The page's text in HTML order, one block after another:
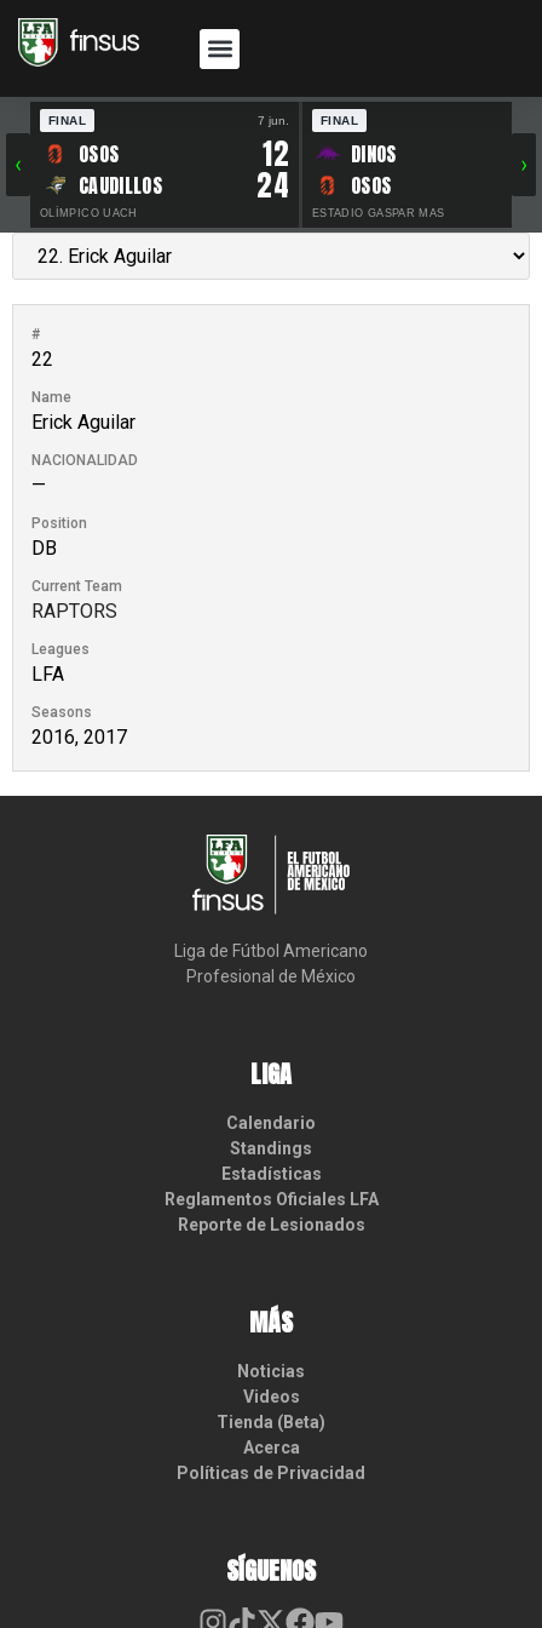
‹
FINAL 7 jun.
OSOS 12
CAUDILLOS 24
OLÍMPICO UACH
FINAL
DINOS
OSOS
ESTADIO GASPAR MAS
›
#
22
Name
Erick Aguilar
NACIONALIDAD
—
Position
DB
Current Team
RAPTORS
Leagues
LFA
Seasons
2016, 2017
Liga de Fútbol Americano
Profesional de México
LIGA
Calendario
Standings
Estadísticas
Reglamentos Oficiales LFA
Reporte de Lesionados
MÁS
Noticias
Videos
Tienda (Beta)
Acerca
Políticas de Privacidad
SÍGUENOS